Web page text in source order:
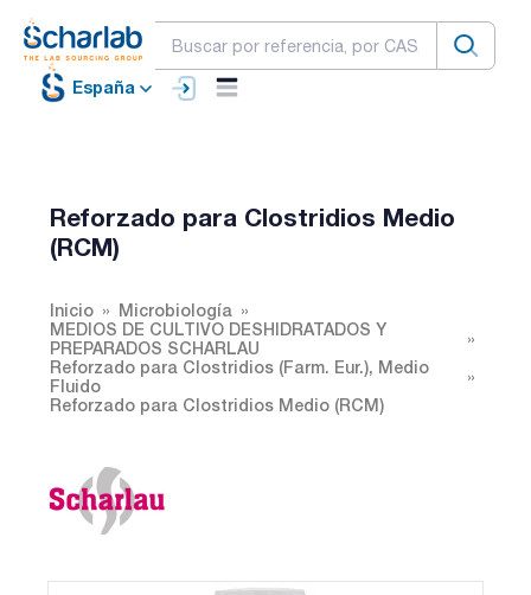
España
Reforzado para Clostridios Medio
(RCM)
Inicio
Microbiología
MEDIOS DE CULTIVO DESHIDRATADOS Y
PREPARADOS SCHARLAU
Reforzado para Clostridios (Farm. Eur.), Medio
Fluido
Reforzado para Clostridios Medio (RCM)